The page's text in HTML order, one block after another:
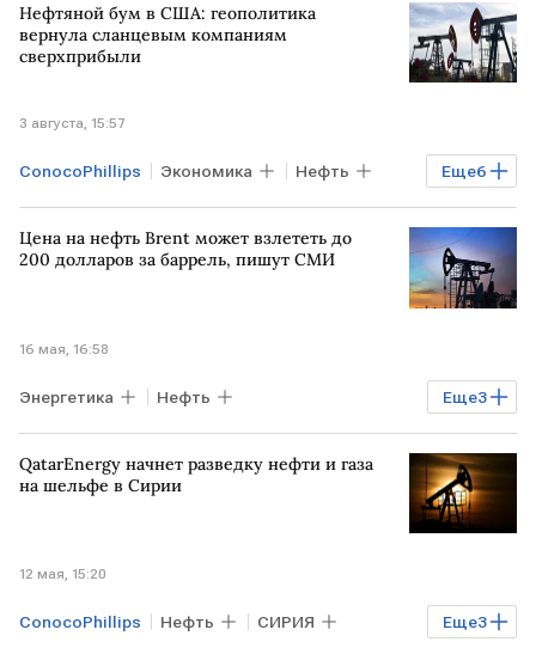
Нефтяной бум в США: геополитика
вернула сланцевым компаниям
сверхприбыли
3 августа, 15:57
Еще6
ConocoPhillips Экономика Нефть
ИРАН США БЛИЖНИЙ ВОСТОК
Occidental Petroleum Ормузский пролив
Цена на нефть Brent может взлететь до
200 долларов за баррель, пишут СМИ
16 мая, 16:58
Еще3
Энергетика Нефть
БЛИЖНИЙ ВОСТОК Ормузский пролив
ИРАН
QatarEnergy начнет разведку нефти и газа
на шельфе в Сирии
12 мая, 15:20
Еще3
ConocoPhillips Нефть СИРИЯ